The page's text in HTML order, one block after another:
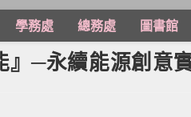
學務處 總務處 圖書館
─永續能源創意